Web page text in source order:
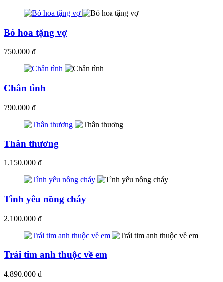
Bó hoa tặng vợ
750.000 đ
Chân tình
790.000 đ
Thân thương
1.150.000 đ
Tình yêu nồng cháy
2.100.000 đ
Trái tim anh thuộc về em
4.890.000 đ